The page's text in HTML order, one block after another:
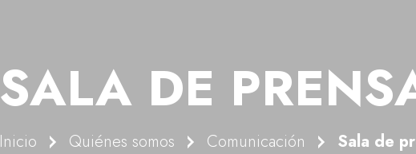
SALA DE
Inicio Quiénes somos Comunicación Sala de